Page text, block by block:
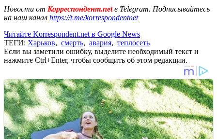
Новости от Корреспондент.netв Telegram. Подписывайтесь
на наш канал https://t.me/korrespondentnet
Читайте Korrespondent.net в Google News
ТЕГИ: Харьков, смерть, авария, теплосеть
Если вы заметили ошибку, выделите необходимый текст и
нажмите Ctrl+Enter, чтобы сообщить об этом редакции.